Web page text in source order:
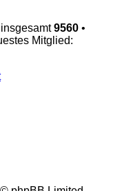
9560 •
Mitglied: